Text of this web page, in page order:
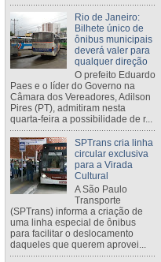
Rio de Janeiro:
Bilhete único de
ônibus municipais
deverá valer para
qualquer direção
O prefeito Eduardo
Paes e o líder do Governo na
Câmara dos Vereadores, Adilson
Pires (PT), admitiram nesta
quarta-feira a possibilidade de r...
SPTrans cria linha
circular exclusiva
para a Virada
Cultural
A São Paulo
Transporte
(SPTrans) informa a criação de
uma linha especial de ônibus
para facilitar o deslocamento
daqueles que querem aprovei...